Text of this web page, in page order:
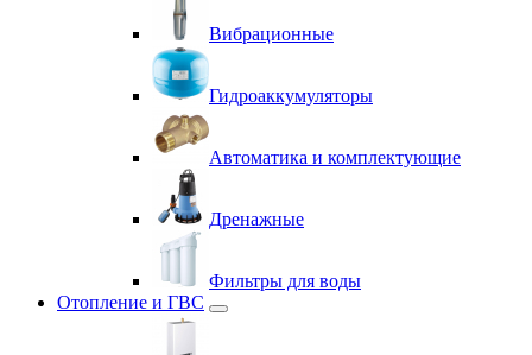
Вибрационные
Гидроаккумуляторы
Автоматика и комплектующие
Дренажные
Фильтры для воды
Отопление и ГВС